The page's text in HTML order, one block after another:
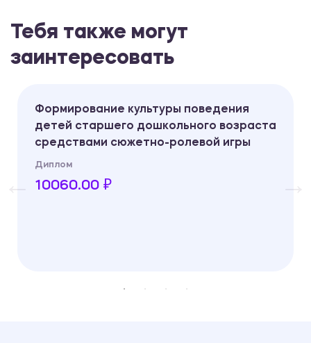
Тебя также могут
заинтересовать
Формирование культуры поведения
детей старшего дошкольного возраста
средствами сюжетно-ролевой игры
Диплом
10060.00 ₽